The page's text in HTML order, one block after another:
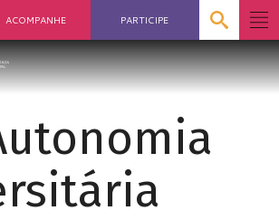
ACOMPANHE PARTICIPE